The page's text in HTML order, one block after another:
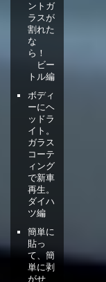
ントガ
ラスが
割れた
な
ら！
ビー
トル編
ボディ
ーにヘ
ッドラ
イト。
ガラス
コーテ
ィング
で新車
再生。
ダイハ
ツ編
簡単に
貼っ
て、簡
単に剥
がせ